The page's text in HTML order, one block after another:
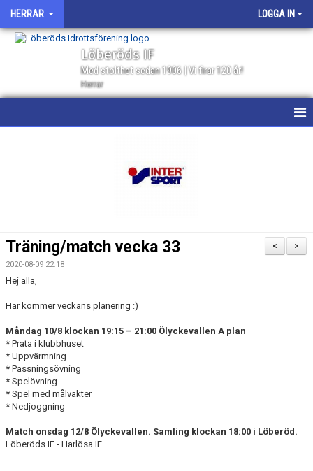
HERRAR LOGGA IN
Löberöds IF
Med stolthet sedan 1906 | Vi firar 120 år!
Herrar
GÄSTBOK
BILDGALLERI
KONTAKT
>
<
Träning/match vecka 33
2020-08-09 22:18
Hej alla,
Här kommer veckans planering :)
Måndag 10/8 klockan 19:15 – 21:00 Ölyckevallen A plan
* Prata i klubbhuset
* Uppvärmning
* Passningsövning
* Spelövning
* Spel med målvakter
* Nedjoggning
Match onsdag 12/8 Ölyckevallen. Samling klockan 18:00 i Löberöd.
Löberöds IF - Harlösa IF